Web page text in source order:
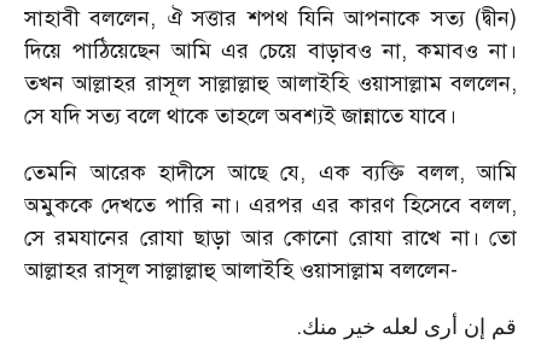
সাহাবী বললেন, ঐ সত্তার শপথ যিনি আপনাকে সত্য (দ্বীন)
দিয়ে পাঠিয়েছেন আমি এর চেয়ে বাড়াবও না, কমাবও না।
তখন আল্লাহর রাসূল সাল্লাল্লাহু আলাইহি ওয়াসাল্লাম বললেন,
সে যদি সত্য বলে থাকে তাহলে অবশ্যই জান্নাতে যাবে।
তেমনি আরেক হাদীসে আছে যে, এক ব্যক্তি বলল, আমি
অমুককে দেখতে পারি না। এরপর এর কারণ হিসেবে বলল,
সে রমযানের রোযা ছাড়া আর কোনো রোযা রাখে না। তো
আল্লাহর রাসূল সাল্লাল্লাহু আলাইহি ওয়াসাল্লাম বললেন-
قم إن أرى لعله خير منك.